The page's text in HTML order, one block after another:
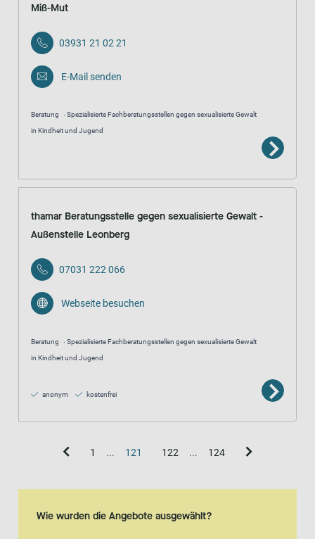
Miß-Mut
03931 21 02 21
E-Mail senden
Beratung
Spezialisierte Fachberatungsstellen gegen sexualisierte Gewalt
in Kindheit und Jugend
thamar Beratungsstelle gegen sexualisierte Gewalt -
Außenstelle Leonberg
07031 222 066
Webseite besuchen
Beratung
Spezialisierte Fachberatungsstellen gegen sexualisierte Gewalt
in Kindheit und Jugend
anonym kostenfrei
1 ... 121 122 ... 124
Kartenansicht
Wie wurden die Angebote ausgewählt?